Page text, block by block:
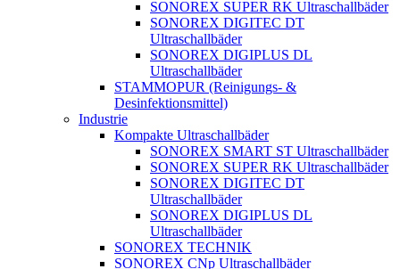
SONOREX SUPER RK Ultraschallbäder
SONOREX DIGITEC DT
Ultraschallbäder
SONOREX DIGIPLUS DL
Ultraschallbäder
STAMMOPUR (Reinigungs- &
Desinfektionsmittel)
Industrie
Kompakte Ultraschallbäder
SONOREX SMART ST Ultraschallbäder
SONOREX SUPER RK Ultraschallbäder
SONOREX DIGITEC DT
Ultraschallbäder
SONOREX DIGIPLUS DL
Ultraschallbäder
SONOREX TECHNIK
SONOREX CNp Ultraschallbäder